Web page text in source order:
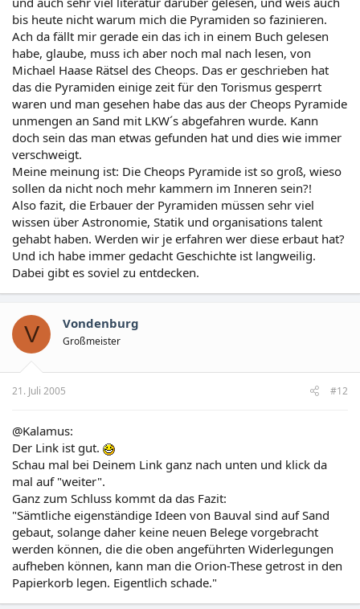
bis heute nicht warum mich die Pyramiden so fazinieren.
Ach da fällt mir gerade ein das ich in einem Buch gelesen
habe, glaube, muss ich aber noch mal nach lesen, von
Michael Haase Rätsel des Cheops. Das er geschrieben hat
das die Pyramiden einige zeit für den Torismus gesperrt
waren und man gesehen habe das aus der Cheops Pyramide
unmengen an Sand mit LKW´s abgefahren wurde. Kann
doch sein das man etwas gefunden hat und dies wie immer
verschweigt.
Meine meinung ist: Die Cheops Pyramide ist so groß, wieso
sollen da nicht noch mehr kammern im Inneren sein?!
Also fazit, die Erbauer der Pyramiden müssen sehr viel
wissen über Astronomie, Statik und organisations talent
gehabt haben. Werden wir je erfahren wer diese erbaut hat?
Und ich habe immer gedacht Geschichte ist langweilig.
Dabei gibt es soviel zu entdecken.
V Vondenburg
Großmeister
21. Juli 2005 #12
@Kalamus:
Der Link ist gut.
Schau mal bei Deinem Link ganz nach unten und klick da
mal auf "weiter".
Ganz zum Schluss kommt da das Fazit:
"Sämtliche eigenständige Ideen von Bauval sind auf Sand
gebaut, solange daher keine neuen Belege vorgebracht
werden können, die die oben angeführten Widerlegungen
aufheben können, kann man die Orion-These getrost in den
Papierkorb legen. Eigentlich schade."